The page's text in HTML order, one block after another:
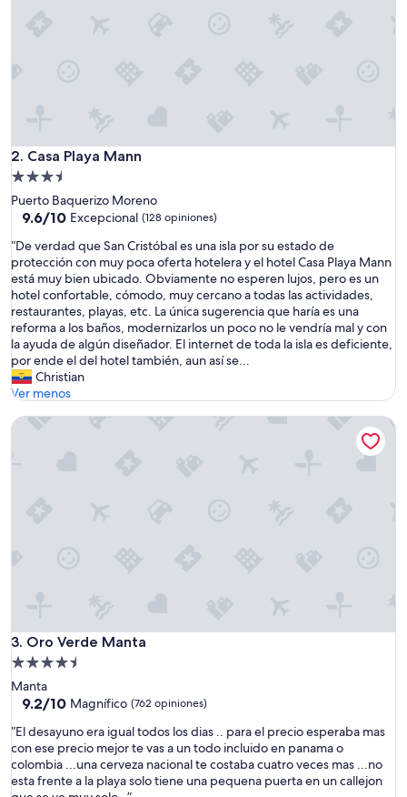
a
l
a
p
y
a
,
c
o
n
t
o
d
o
o
r
s
o
n
m
u
y
s
2. Casa Playa Mann
Casa Playa Mann
Propiedad
de
3.5
Puerto Baquerizo Moreno
9.6
10,
Excepcional,
(128
opiniones)
9.6/10 Excepcional (128 opiniones)
“
D
e
v
e
r
d
a
d
q
e
e
u
n
l
a
p
“De verdad que San Cristóbal es una isla por su estado de
protección con muy poca oferta hotelera y el hotel Casa Playa Mann
está muy bien ubicado. Obviamente no esperen lujos, pero es un
hotel confortable, cómodo, muy cercano a todas las actividades,
restaurantes, playas, etc. La única sugerencia que haría es una
reforma a los baños, modernizarlos un poco no le vendría mal y con
la ayuda de algún diseñador. El internet de toda la isla es deficiente,
por ende el del hotel también, aun así se...
Christian
Ver menos
3. Oro Verde Manta
Oro Verde Manta
Propiedad
de
4.5
Manta
9.2
10,
Magnífico,
(762
opiniones)
9.2/10 Magnífico (762 opiniones)
“
E
l
d
“El desayuno era igual todos los dias .. para el precio esperaba mas
con ese precio mejor te vas a un todo incluido en panama o
colombia ...una cerveza nacional te costaba cuatro veces mas ...no
esta frente a la playa solo tiene una pequena puerta en un callejon
Oro Verde Manta